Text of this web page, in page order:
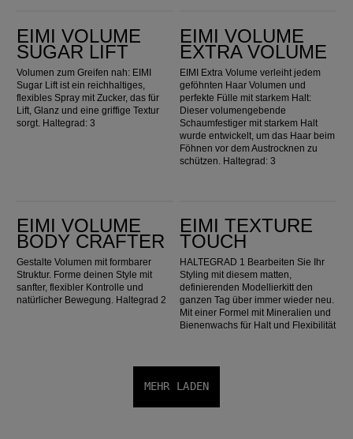
EIMI VOLUME
SUGAR LIFT
Volumen zum Greifen nah: EIMI
Sugar Lift ist ein reichhaltiges,
flexibles Spray mit Zucker, das für
Lift, Glanz und eine griffige Textur
sorgt. Haltegrad: 3
EIMI VOLUME
EXTRA VOLUME
EIMI Extra Volume verleiht jedem
geföhnten Haar Volumen und
perfekte Fülle mit starkem Halt:
Dieser volumengebende
Schaumfestiger mit starkem Halt
wurde entwickelt, um das Haar beim
Föhnen vor dem Austrocknen zu
schützen. Haltegrad: 3
EIMI VOLUME
BODY CRAFTER
Gestalte Volumen mit formbarer
Struktur. Forme deinen Style mit
sanfter, flexibler Kontrolle und
natürlicher Bewegung. Haltegrad 2
EIMI TEXTURE
TOUCH
HALTEGRAD 1 Bearbeiten Sie Ihr
Styling mit diesem matten,
definierenden Modellierkitt den
ganzen Tag über immer wieder neu.
Mit einer Formel mit Mineralien und
Bienenwachs für Halt und Flexibilität
MEHR LADEN